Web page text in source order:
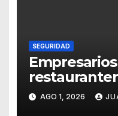
SEGURIDAD
Guanajuato
intentos de
AGO 1, 2026